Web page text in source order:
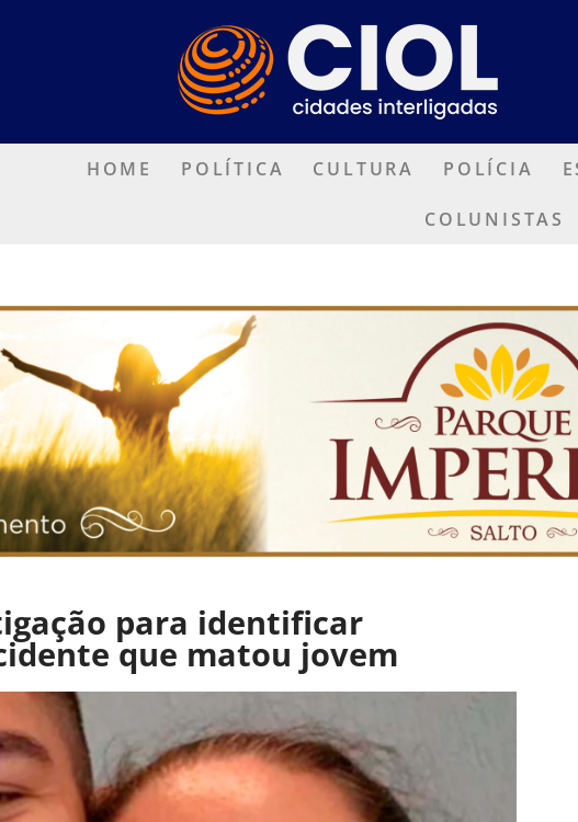
HOME POLÍTICA CULTURA POLÍCIA
COLUNISTAS
para identificar
que matou jovem